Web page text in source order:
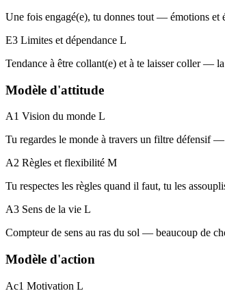
Une fois engagé(e), tu donnes tout — émotions et
E3 Limites et dépendance L
Tendance à être collant(e) et à te laisser coller —
Modèle d'attitude
A1 Vision du monde L
Tu regardes le monde à travers un filtre défensif
A2 Règles et flexibilité M
Tu respectes les règles quand il faut, tu les
A3 Sens de la vie L
Compteur de sens au ras du sol — beaucoup de
Modèle d'action
Ac1 Motivation L